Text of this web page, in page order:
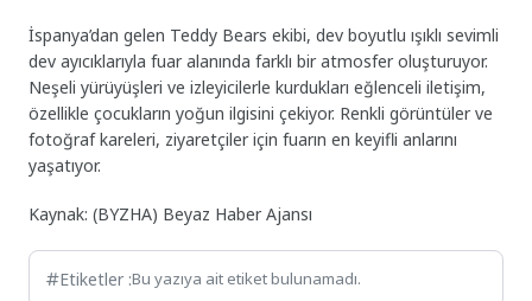
İspanya’dan gelen Teddy Bears ekibi, dev boyutlu ışıklı sevimli
dev ayıcıklarıyla fuar alanında farklı bir atmosfer oluşturuyor.
Neşeli yürüyüşleri ve izleyicilerle kurdukları eğlenceli iletişim,
özellikle çocukların yoğun ilgisini çekiyor. Renkli görüntüler ve
fotoğraf kareleri, ziyaretçiler için fuarın en keyifli anlarını
yaşatıyor.
Kaynak: (BYZHA) Beyaz Haber Ajansı
Etiketler :Bu yazıya ait etiket bulunamadı.